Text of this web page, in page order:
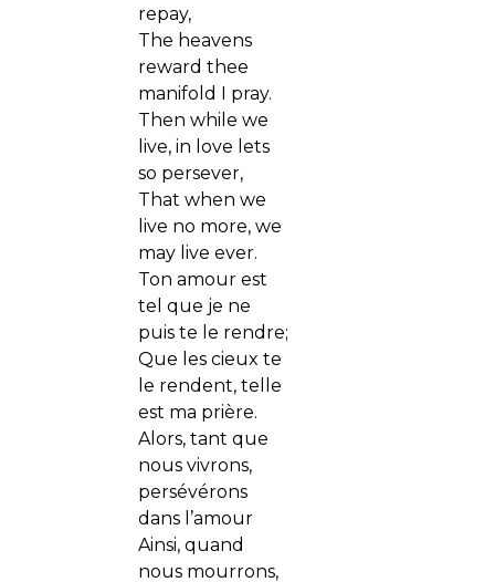
repay,
The heavens
reward thee
manifold I pray.
Then while we
live, in love lets
so persever,
That when we
live no more, we
may live ever.
Ton amour est
tel que je ne
puis te le rendre;
Que les cieux te
le rendent, telle
est ma prière.
Alors, tant que
nous vivrons,
persévérons
dans l’amour
Ainsi, quand
nous mourrons,